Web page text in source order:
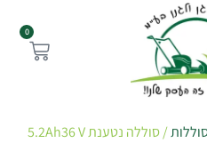
0
/ סוללה נטענת 5.2Ah36 V